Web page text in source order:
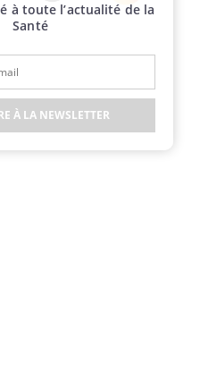
Twitter Instagram
à toute l’actualité de la
Santé
À LA NEWSLETTER